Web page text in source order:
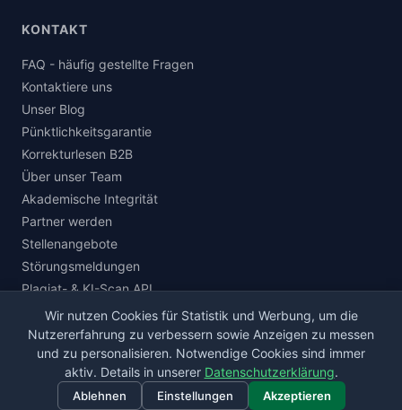
KONTAKT
FAQ - häufig gestellte Fragen
Kontaktiere uns
Unser Blog
Pünktlichkeitsgarantie
Korrekturlesen B2B
Über unser Team
Akademische Integrität
Partner werden
Stellenangebote
Störungsmeldungen
Plagiat- & KI-Scan API
© 2026 korrektur.de · Alle Rechte vorbehalten.
Impressum DatenschutzAGB Widerrufsbelehrung
Wir nutzen Cookies für Statistik und Werbung, um die
Nutzererfahrung zu verbessern sowie Anzeigen zu messen
und zu personalisieren. Notwendige Cookies sind immer
aktiv. Details in unserer Datenschutzerklärung.
Ablehnen Einstellungen Akzeptieren